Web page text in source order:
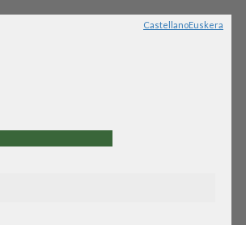
CastellanoEuskera